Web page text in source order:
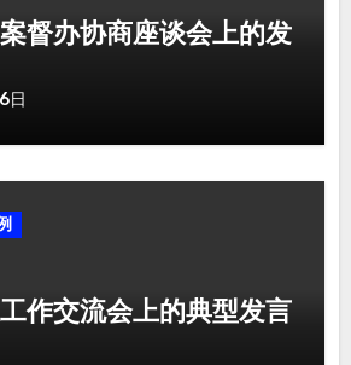
督办协商座谈会上的发
日
作交流会上的典型发言